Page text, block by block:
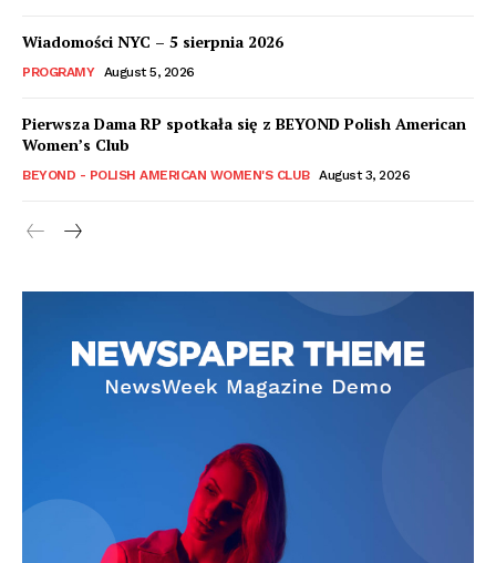
Wiadomości NYC – 5 sierpnia 2026
PROGRAMY August 5, 2026
Pierwsza Dama RP spotkała się z BEYOND Polish American
Women’s Club
BEYOND - POLISH AMERICAN WOMEN'S CLUB August 3, 2026